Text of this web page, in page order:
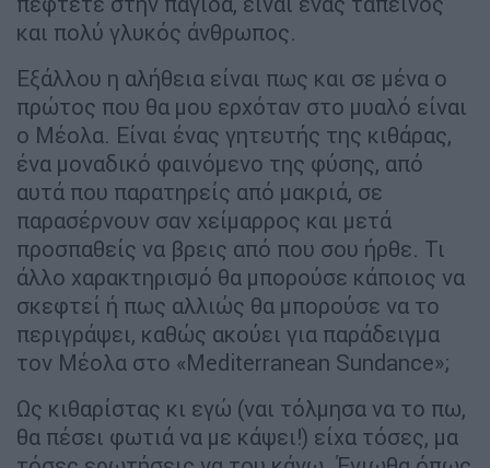
και πολύ γλυκός άνθρωπος.
Εξάλλου η αλήθεια είναι πως και σε μένα ο
πρώτος που θα μου ερχόταν στο μυαλό είναι
ο Μέολα. Είναι ένας γητευτής της κιθάρας,
ένα μοναδικό φαινόμενο της φύσης, από
αυτά που παρατηρείς από μακριά, σε
παρασέρνουν σαν χείμαρρος και μετά
προσπαθείς να βρεις από που σου ήρθε. Τι
άλλο χαρακτηρισμό θα μπορούσε κάποιος να
σκεφτεί ή πως αλλιώς θα μπορούσε να το
περιγράψει, καθώς ακούει για παράδειγμα
τον Μέολα στο «Mediterranean Sundance»;
Ως κιθαρίστας κι εγώ (ναι τόλμησα να το πω,
θα πέσει φωτιά να με κάψει!) είχα τόσες, μα